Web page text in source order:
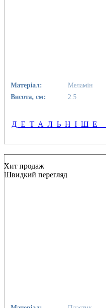
Матеріал:
Меламін
Висота, см:
2.5
ДЕТАЛЬНІШЕ
Хит продаж
Швидкий перегляд